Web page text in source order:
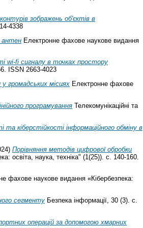
зображень об'єктів в
4338
антен Електронне фахове наукове видання
wi-fi сигналу в точках простору
ISSN 2663-4023
громадських місцях Електронне фахове
програмування Телекомунікаційні та
кіберстійкості інформаційного обміну в
Порівняння методів цифрової обробки
освіта, наука, техніка" (1(25)). с. 140-160.
фахове наукове видання «Кібербезпека:
сегменту Безпека інформації, 30 (3). с.
операцій за допомогою хмарних